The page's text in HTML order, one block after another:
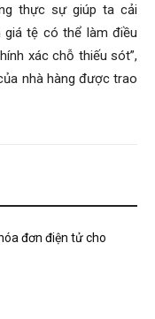
thực sự giúp ta cải
giá tệ có thể làm điều
xác chỗ thiếu sót”,
nhà hàng được trao
đơn điện tử cho